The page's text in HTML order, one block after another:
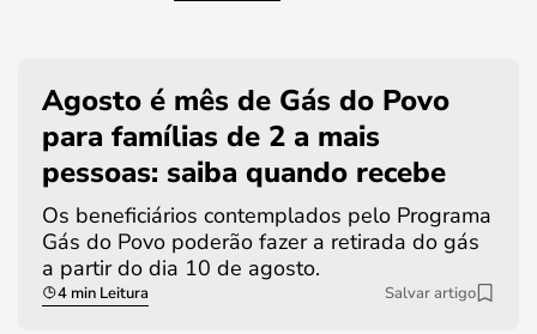
Agosto é mês de Gás do Povo
para famílias de 2 a mais
pessoas: saiba quando recebe
Os beneficiários contemplados pelo Programa
Gás do Povo poderão fazer a retirada do gás
a partir do dia 10 de agosto.
4 min Leitura Salvar artigo